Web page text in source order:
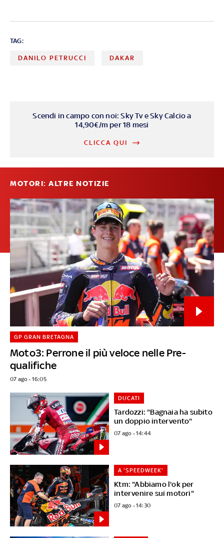
TAG:
DANILO PETRUCCI DAKAR
Scendi in campo con noi: Sky Tv e Sky Calcio a
14,90€/m per 18 mesi
CLICCA QUI
MOTORI: ALTRE NOTIZIE
Moto3: Perrone il più veloce nelle Pre-
qualifiche
GP GRAN BRETAGNA
07 ago - 16:05
Tardozzi: "Bagnaia ha subito
un doppio intervento"
DUCATI
07 ago - 14:44
Ktm: "Abbiamo l'ok per
intervenire sui motori"
A 'SPEEDWEEK'
07 ago - 14:30